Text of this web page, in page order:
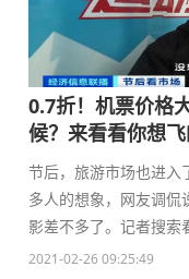
0.7折！机票价格
候？来看看你想
节后，旅游市场也进入
多人的想象，网友调侃
影差不多了。记者搜索
2021-02-26 09:25:49